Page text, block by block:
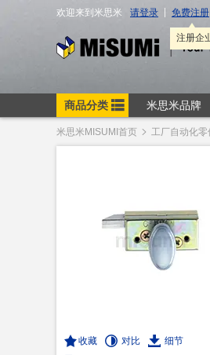
米思米MISUMI首页 工厂自动化零
收藏 对比
细节